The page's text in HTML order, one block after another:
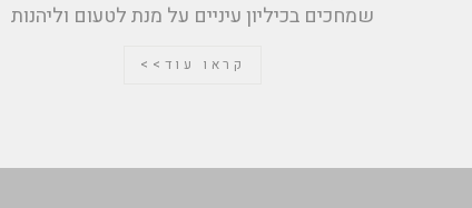
שמחכים בכיליון עיניים על מנת לטעום וליהנות
קראו עוד>>